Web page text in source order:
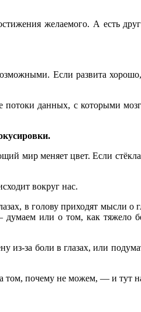
желаемого. А есть
Если развита
данных, с которыми
мир меняет цвет. Если
вокруг нас.
в голову приходят мысли о
думаем или о том, как тяжело
из-за боли в глазах, или
том, почему не можем, — и тут